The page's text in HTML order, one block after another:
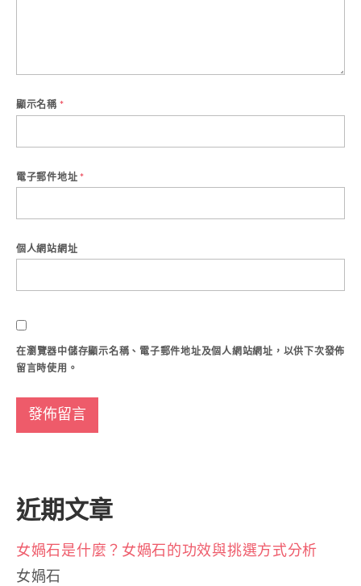
顯示名稱 *
電子郵件地址 *
個人網站網址
在瀏覽器中儲存顯示名稱、電子郵件地址及個人網站網址，以供下次發佈
留言時使用。
近期文章
女媧石是什麼？女媧石的功效與挑選方式分析
女媧石